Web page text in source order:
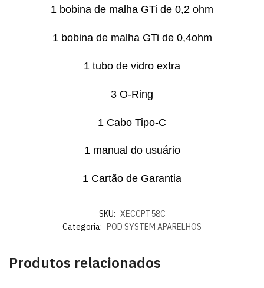
1 bobina de malha GTi de 0,2 ohm
1 bobina de malha GTi de 0,4ohm
1 tubo de vidro extra
3 O-Ring
1 Cabo Tipo-C
1 manual do usuário
1 Cartão de Garantia
SKU: XECCPT58C
Categoria: POD SYSTEM APARELHOS
Produtos relacionados